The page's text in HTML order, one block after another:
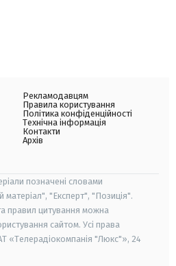
Рекламодавцям
Правила користування
Політика конфіденційності
Технічна інформація
Контакти
Архів
позначені словами
"Експерт", "Позиція".
правил цитування можна
сайтом. Усі права
«Телерадіокомпанія "Люкс"», 24